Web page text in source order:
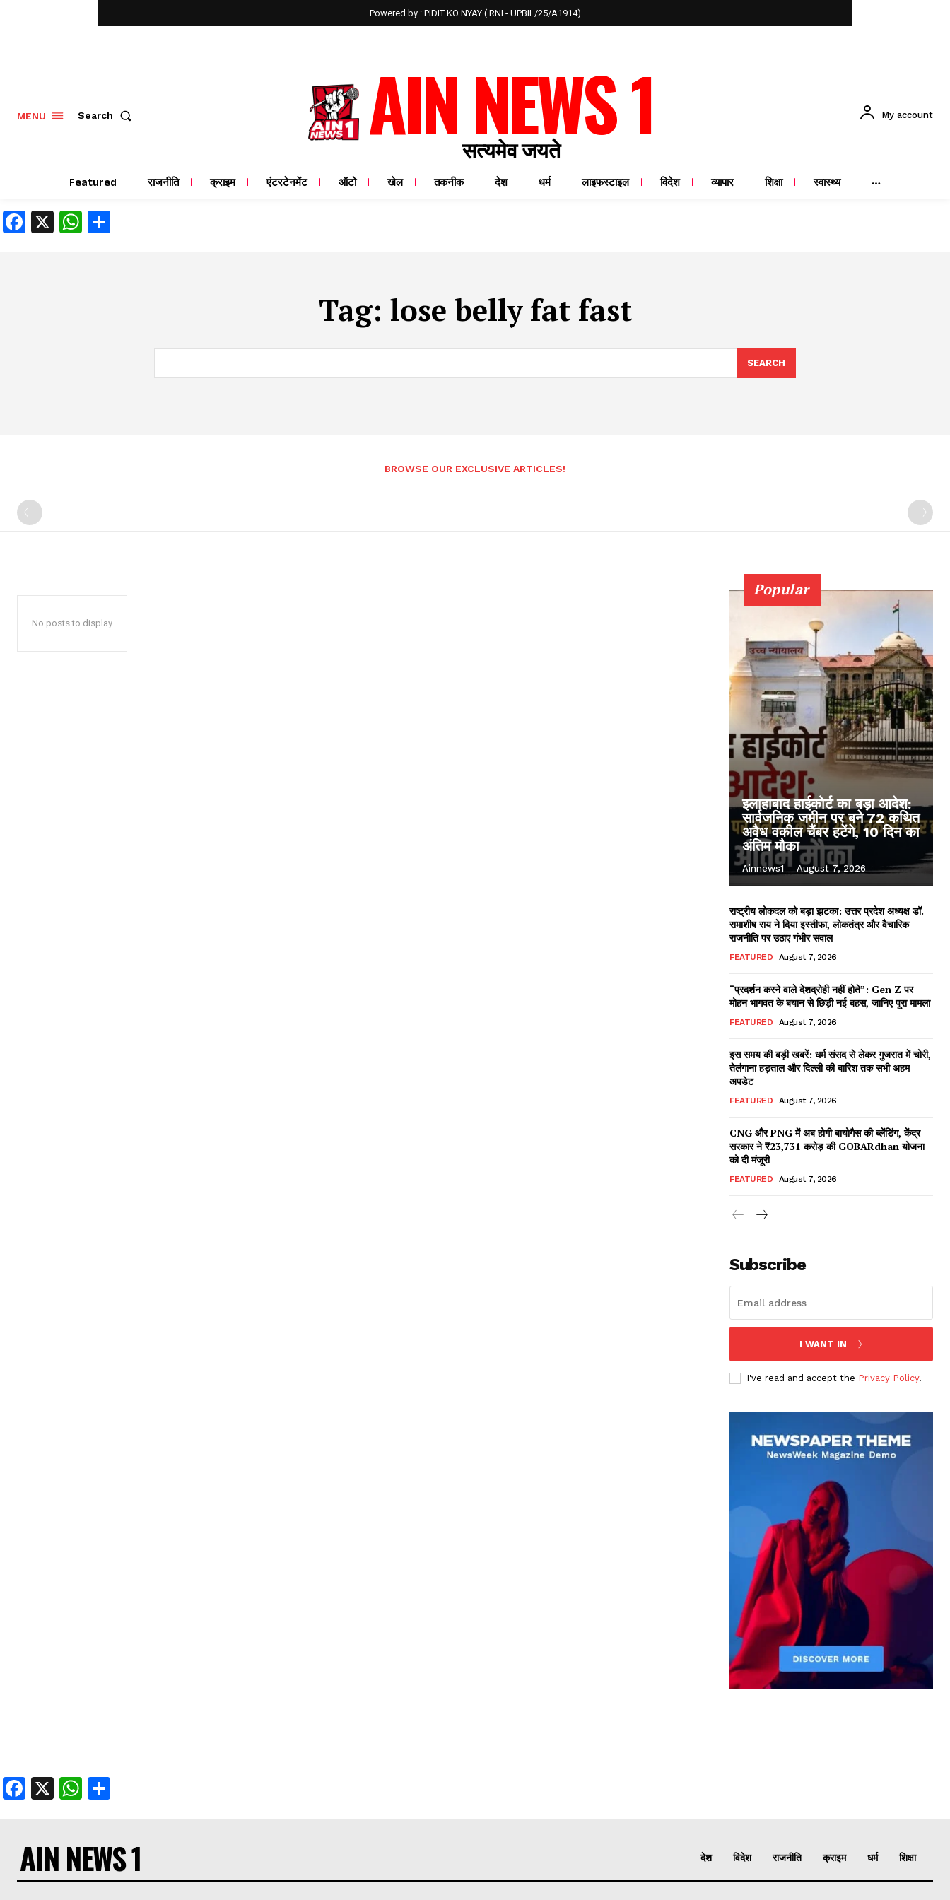
Powered by : PIDIT KO NYAY ( RNI - UPBIL/25/A1914)
MENU Search AIN NEWS 1
सत्यमेव जयते
My account
Featured राजनीति क्राइम एंटरटेनमेंट ऑटो खेल तकनीक देश धर्म लाइफस्टाइल विदेश व्यापार शिक्षा स्वास्थ्य
Facebook
X WhatsApp
Tag: lose belly fat fast
SEARCH
BROWSE OUR EXCLUSIVE ARTICLES!
No posts to display
Popular
इलाहाबाद हाईकोर्ट का बड़ा आदेश:
सार्वजनिक जमीन पर बने 72 कथित
अवैध वकील चैंबर हटेंगे, 10 दिन का
अंतिम मौका
Ainnews1 - August 7, 2026
राष्ट्रीय लोकदल को बड़ा झटका: उत्तर प्रदेश अध्यक्ष डॉ.
रामाशीष राय ने दिया इस्तीफा, लोकतंत्र और वैचारिक
राजनीति पर उठाए गंभीर सवाल
FEATURED August 7, 2026
“प्रदर्शन करने वाले देशद्रोही नहीं होते”: Gen Z पर
मोहन भागवत के बयान से छिड़ी नई बहस, जानिए पूरा मामला
FEATURED August 7, 2026
इस समय की बड़ी खबरें: धर्म संसद से लेकर गुजरात में चोरी,
तेलंगाना हड़ताल और दिल्ली की बारिश तक सभी अहम
अपडेट
FEATURED August 7, 2026
CNG और PNG में अब होगी बायोगैस की ब्लेंडिंग, केंद्र
सरकार ने ₹23,731 करोड़ की GOBARdhan योजना
को दी मंजूरी
FEATURED August 7, 2026
Subscribe
I WANT IN
I've read and accept the Privacy Policy.
Facebook
X WhatsApp
AIN NEWS 1 देश विदेश राजनीति क्राइम धर्म शिक्षा